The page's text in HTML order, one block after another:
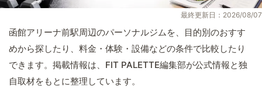
最終更新日：2026/08/07
函館アリーナ前駅周辺のパーソナルジムを、目的別のおすす
めから探したり、料金・体験・設備などの条件で比較したり
できます。掲載情報は、FIT PALETTE編集部が公式情報と独
自取材をもとに整理しています。